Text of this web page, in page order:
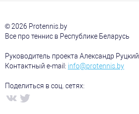
© 2026 Protennis.by
Все про теннис в Республике Беларусь
Руководитель проекта Александр Руцкий
Контактный e-mail: info@protennis.by
Поделиться в соц. сетях: